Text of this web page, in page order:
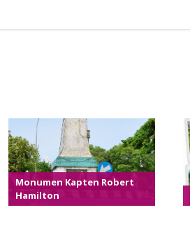
Monumen Kapten Robert
Hamilton